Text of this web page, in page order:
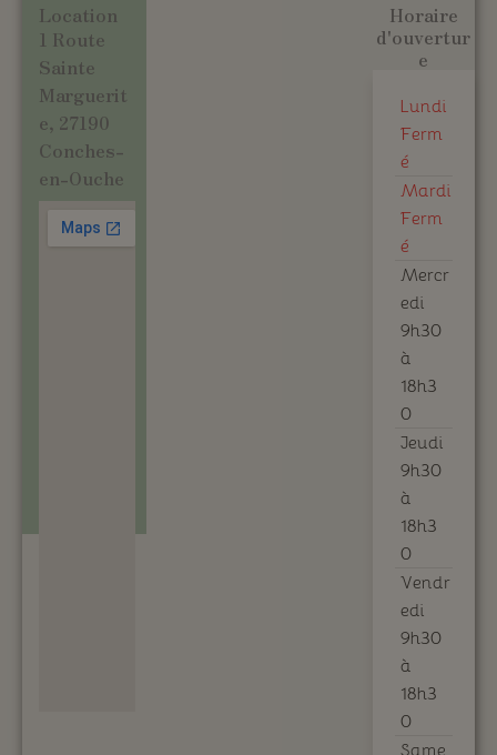
Location
1 Route
Sainte
Marguerit
e, 27190
Conches-
en-Ouche
Horaire
d'ouvertur
e
Lundi
Ferm
é
Mardi
Ferm
é
Mercr
edi
9h30
à
18h3
0
Jeudi
9h30
à
18h3
0
Vendr
edi
9h30
à
18h3
0